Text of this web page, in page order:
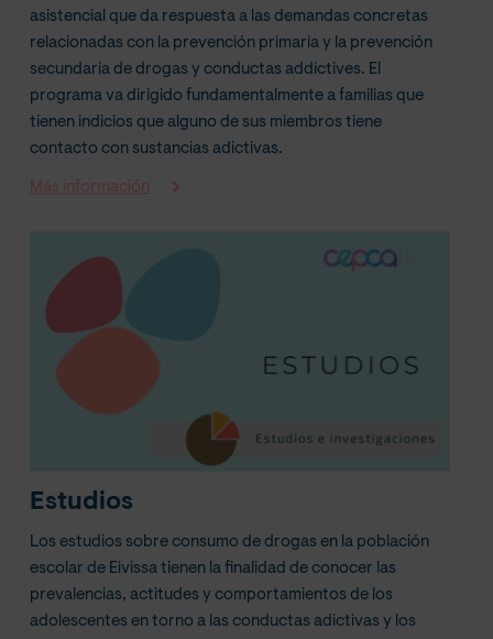
asistencial que da respuesta a las demandas concretas
relacionadas con la prevención primaria y la prevención
secundaria de drogas y conductas addictives. El
programa va dirigido fundamentalmente a familias que
tienen indicios que alguno de sus miembros tiene
contacto con sustancias adictivas.
Más información
Estudios
Los estudios sobre consumo de drogas en la población
escolar de Eivissa tienen la finalidad de conocer las
prevalencias, actitudes y comportamientos de los
adolescentes en torno a las conductas adictivas y los